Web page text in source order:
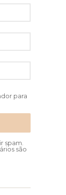
para
spam.
são